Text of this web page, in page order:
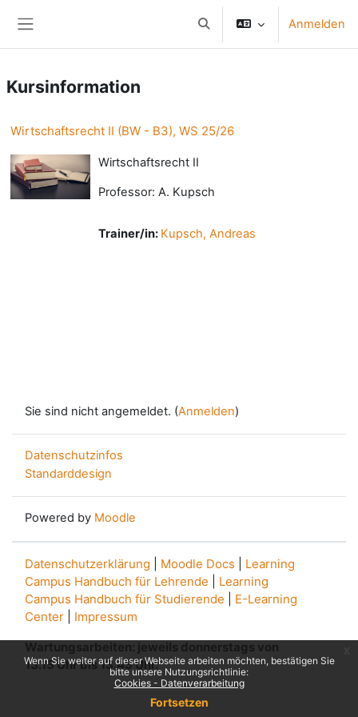
Wenn Sie weiter auf dieser Webseite arbeiten möchten, bestätigen Sie
bitte unsere Nutzungsrichtlinie:
Cookies - Datenverarbeitung
Fortsetzen
Sucheingabe umschalten
Anmelden
Kursinformation
Wirtschaftsrecht II (BW - B3), WS 25/26
Wirtschaftsrecht II
Professor: A. Kupsch
Trainer/in: Kupsch, Andreas
Sie sind nicht angemeldet. (Anmelden)
Datenschutzinfos
Standarddesign
Powered by Moodle
Datenschutzerklärung Moodle Docs
Learning
Campus Handbuch für Lehrende
Learning
Campus Handbuch für Studierende
E-Learning
Center
Impressum
Wartungsarbeiten: jeweils donnerstags von
13.15 Uhr bis 13.45 Uhr.